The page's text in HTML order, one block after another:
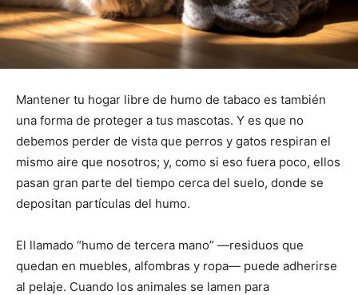
Mantener tu hogar libre de humo de tabaco es también
una forma de proteger a tus mascotas. Y es que no
debemos perder de vista que perros y gatos respiran el
mismo aire que nosotros; y, como si eso fuera poco, ellos
pasan gran parte del tiempo cerca del suelo, donde se
depositan partículas del humo.
El llamado “humo de tercera mano” —residuos que
quedan en muebles, alfombras y ropa— puede adherirse
al pelaje. Cuando los animales se lamen para